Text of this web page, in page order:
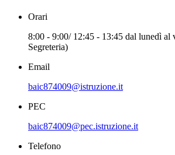
Orari
8:00 - 9:00/ 12:45 - 13:45 dal lunedì al
Segreteria)
Email
baic874009@istruzione.it
PEC
baic874009@pec.istruzione.it
Telefono